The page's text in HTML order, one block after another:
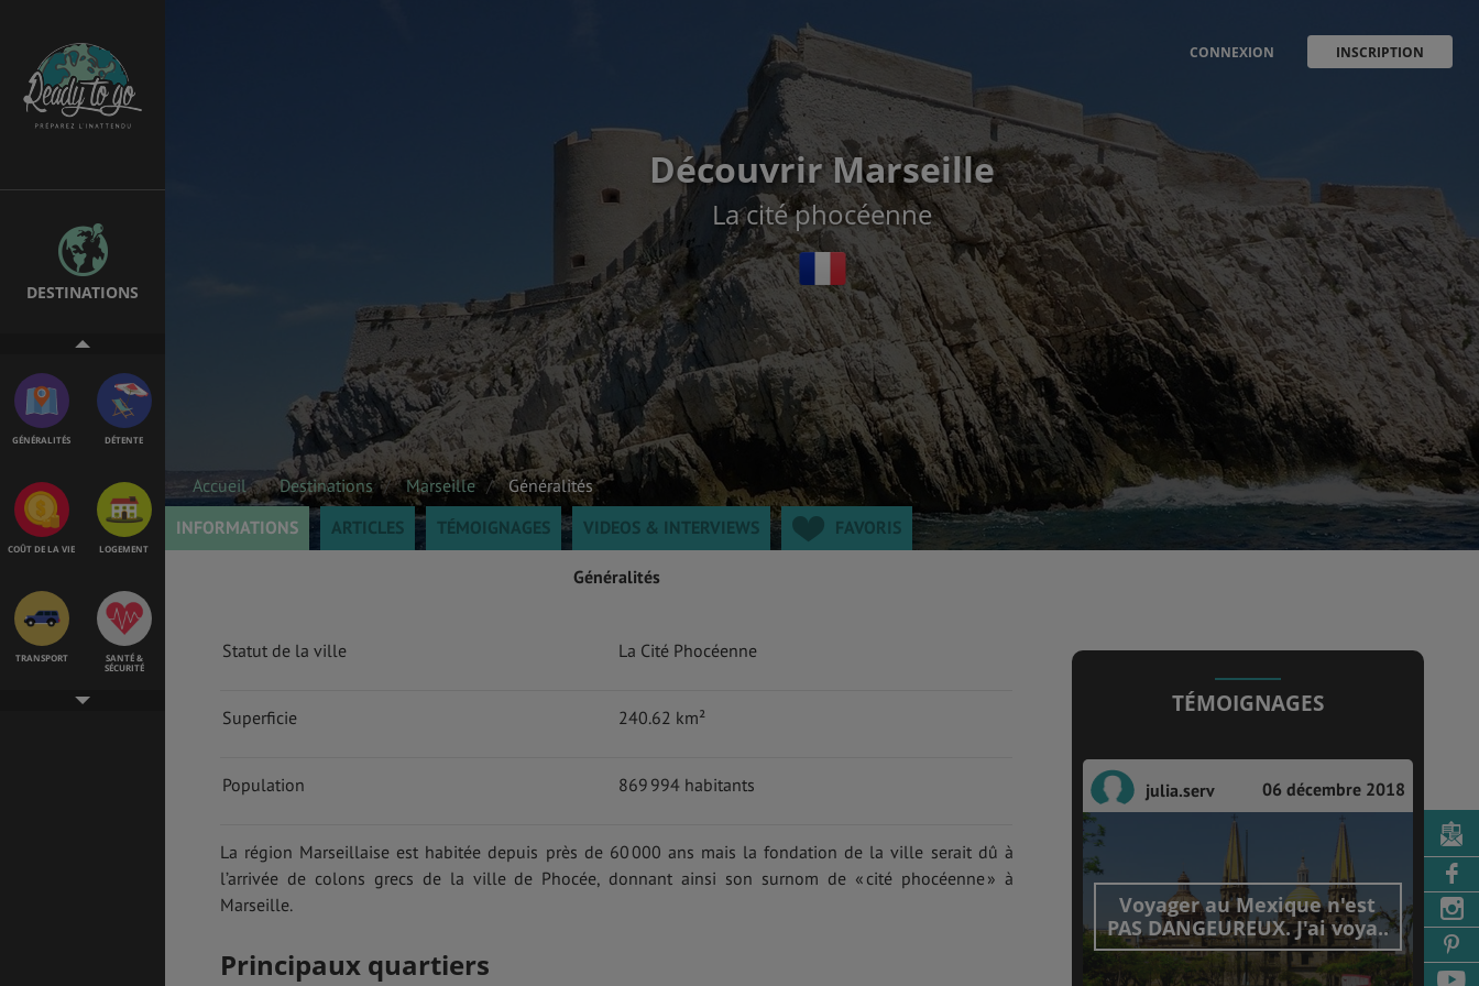
DESTINATIONS
TRANSPORT
SANTÉ &
SÉCURITÉ
GÉNÉRALITÉS DÉTENTE
COÛT DE LA VIE LOGEMENT
TRANSPORT
SANTÉ &
SÉCURITÉ
CONNEXION INSCRIPTION
Découvrir Marseille
La cité phocéenne
Accueil Destinations Marseille
Généralités
INFORMATIONS
ARTICLES TÉMOIGNAGES VIDEOS & INTERVIEWS FAVORIS
Généralités
Statut de la ville La Cité Phocéenne
Superficie 240.62 km²
Population 869 994 habitants
La région Marseillaise est habitée depuis près de 60 000 ans mais la fondation de la ville serait dû à
l’arrivée de colons grecs de la ville de Phocée, donnant ainsi son surnom de « cité phocéenne » à
Marseille.
Principaux quartiers
TÉMOIGNAGES
julia.serv 06 décembre 2018
Voyager au Mexique n'est
PAS DANGEUREUX. J'ai voya..